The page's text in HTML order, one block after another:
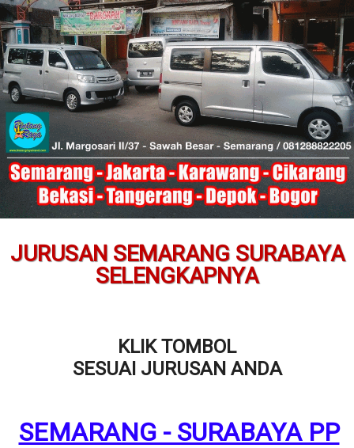
JURUSAN SEMARANG SURABAYA
SELENGKAPNYA
KLIK TOMBOL
SESUAI JURUSAN ANDA
SEMARANG - SURABAYA PP